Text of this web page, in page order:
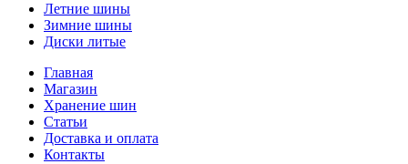
Летние шины
Зимние шины
Диски литые
Главная
Магазин
Хранение шин
Статьи
Доставка и оплата
Контакты